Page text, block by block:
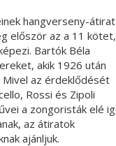
hangverseny-
először az a 11 kötet,
Bartók Béla
akik 1926 után
az érdeklődését
Rossi és Zipoli
a zongoristák elé
az átiratok
ajánljuk.